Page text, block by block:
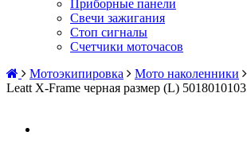
Приборные панели
Свечи зажигания
Стоп сигналы
Счетчики моточасов
Мотоэкипировка
Мото наколенники
Leatt X-Frame черная размер (L) 5018010103